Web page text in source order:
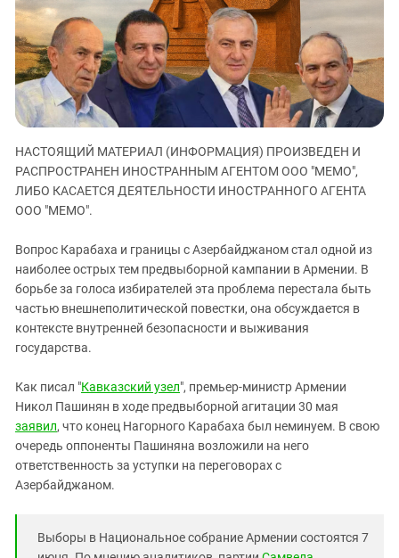
ЗАСТАВЛЯЕТ
КАВКАЗ ЗА ПАЛЕСТИНУ
ИНАКОМЫСЛИЕ В ЧЕЧНЕ
ПРЕСЛЕДОВАНИЕ АКТИВИСТОВ
МОБИЛИЗАЦИЯ И ПРОТЕСТЫ
Дагестан
Ингушетия
Кабардино-Балкария
Калмыкия
Карачаево-Черкесия
Краснодарский край
Российская Федерация
Северная Осетия - Алания
СКФО
Чечня
Южный Кавказ
ЮФО
НАСТОЯЩИЙ МАТЕРИАЛ (ИНФОРМАЦИЯ) ПРОИЗВЕДЕН И
РАСПРОСТРАНЕН ИНОСТРАННЫМ АГЕНТОМ ООО "МЕМО",
ЛИБО КАСАЕТСЯ ДЕЯТЕЛЬНОСТИ ИНОСТРАННОГО АГЕНТА
ООО "МЕМО".
Вопрос Карабаха и границы с Азербайджаном стал одной из
наиболее острых тем предвыборной кампании в Армении. В
борьбе за голоса избирателей эта проблема перестала быть
частью внешнеполитической повестки, она обсуждается в
контексте внутренней безопасности и выживания
государства.
Как писал "Кавказский узел", премьер-министр Армении
Никол Пашинян в ходе предвыборной агитации 30 мая
заявил, что конец Нагорного Карабаха был неминуем. В свою
очередь оппоненты Пашиняна возложили на него
ответственность за уступки на переговорах с
Азербайджаном.
Выборы в Национальное собрание Армении состоятся 7